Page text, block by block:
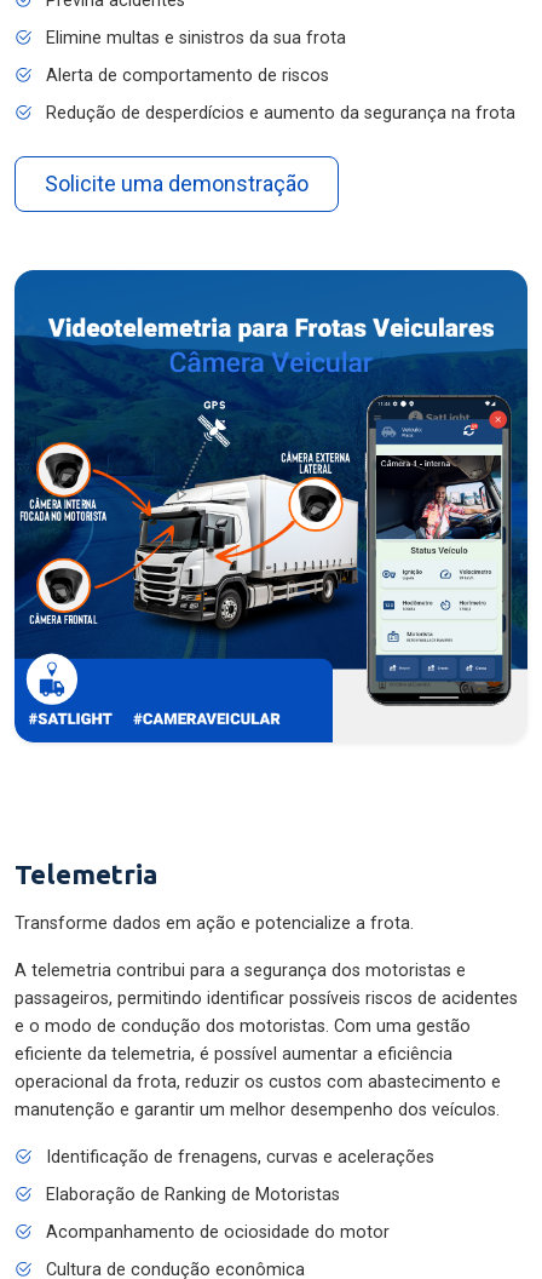
Elimine multas e sinistros da sua frota
Alerta de comportamento de riscos
Redução de desperdícios e aumento da segurança na frota
Solicite uma demonstração
Telemetria
Transforme dados em ação e potencialize a frota.
A telemetria contribui para a segurança dos motoristas e
passageiros, permitindo identificar possíveis riscos de acidentes
e o modo de condução dos motoristas. Com uma gestão
eficiente da telemetria, é possível aumentar a eficiência
operacional da frota, reduzir os custos com abastecimento e
manutenção e garantir um melhor desempenho dos veículos.
Identificação de frenagens, curvas e acelerações
Elaboração de Ranking de Motoristas
Acompanhamento de ociosidade do motor
Cultura de condução econômica